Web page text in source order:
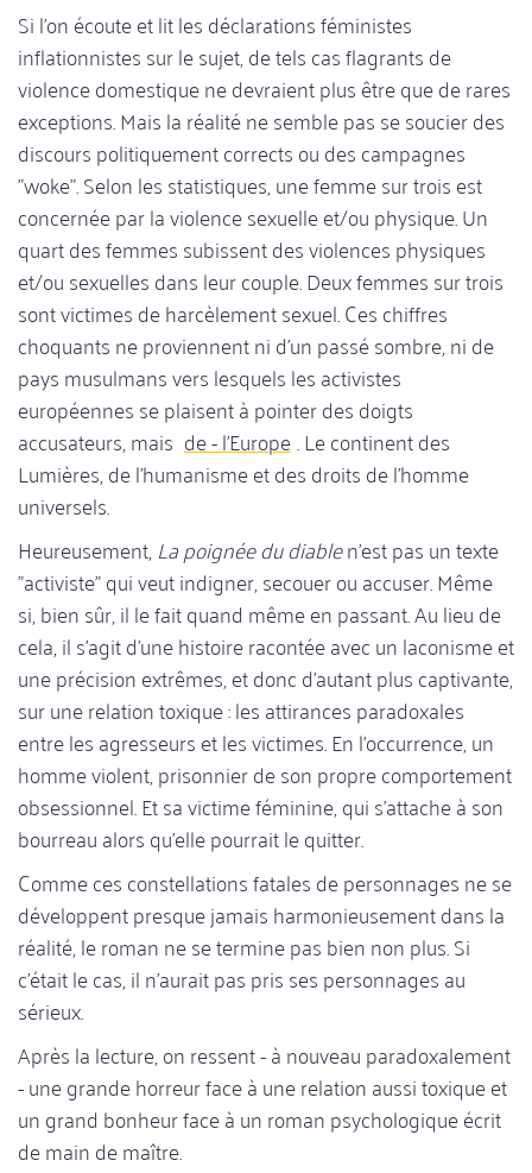
Si l'on écoute et lit les déclarations féministes
inflationnistes sur le sujet, de tels cas flagrants de
violence domestique ne devraient plus être que de rares
exceptions. Mais la réalité ne semble pas se soucier des
discours politiquement corrects ou des campagnes
"woke". Selon les statistiques, une femme sur trois est
concernée par la violence sexuelle et/ou physique. Un
quart des femmes subissent des violences physiques
et/ou sexuelles dans leur couple. Deux femmes sur trois
sont victimes de harcèlement sexuel. Ces chiffres
choquants ne proviennent ni d'un passé sombre, ni de
pays musulmans vers lesquels les activistes
européennes se plaisent à pointer des doigts
accusateurs, mais de - l'Europe. Le continent des
Lumières, de l'humanisme et des droits de l'homme
universels.
Heureusement,La poignée du diablen'est pas un texte
"activiste" qui veut indigner, secouer ou accuser. Même
si, bien sûr, il le fait quand même en passant. Au lieu de
cela, il s'agit d'une histoire racontée avec un laconisme et
une précision extrêmes, et donc d'autant plus captivante,
sur une relation toxique : les attirances paradoxales
entre les agresseurs et les victimes. En l'occurrence, un
homme violent, prisonnier de son propre comportement
obsessionnel. Et sa victime féminine, qui s'attache à son
bourreau alors qu'elle pourrait le quitter.
Comme ces constellations fatales de personnages ne se
développent presque jamais harmonieusement dans la
réalité, le roman ne se termine pas bien non plus. Si
c'était le cas, il n'aurait pas pris ses personnages au
sérieux.
Après la lecture, on ressent - à nouveau paradoxalement
- une grande horreur face à une relation aussi toxique et
un grand bonheur face à un roman psychologique écrit
de main de maître.